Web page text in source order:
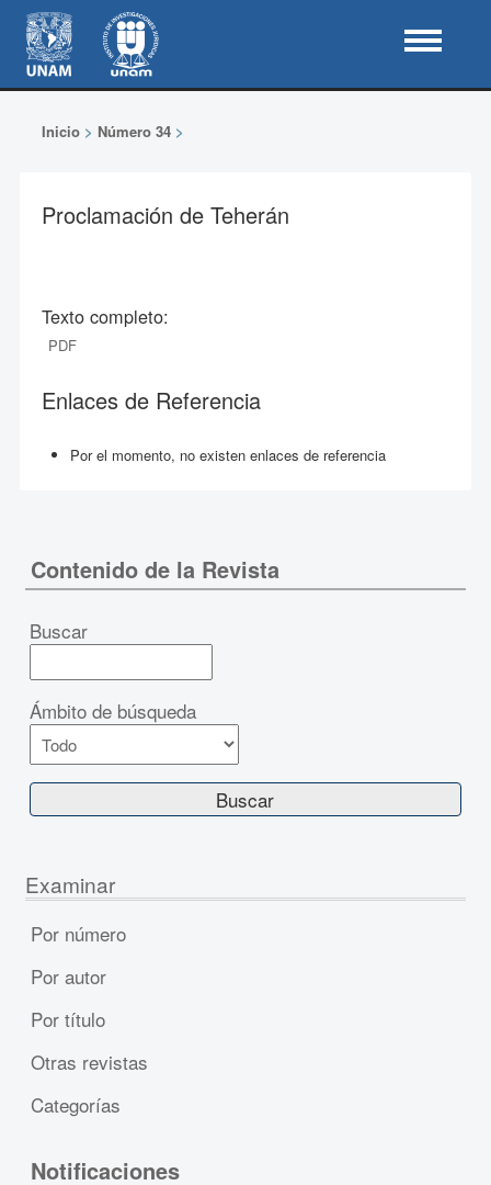
Inicio> Número 34>
Proclamación de Teherán
Texto completo:
PDF
Enlaces de Referencia
Por el momento, no existen enlaces de referencia
Contenido de la Revista
Buscar
Ámbito de búsqueda
Examinar
Por número
Por autor
Por título
Otras revistas
Categorías
Notificaciones